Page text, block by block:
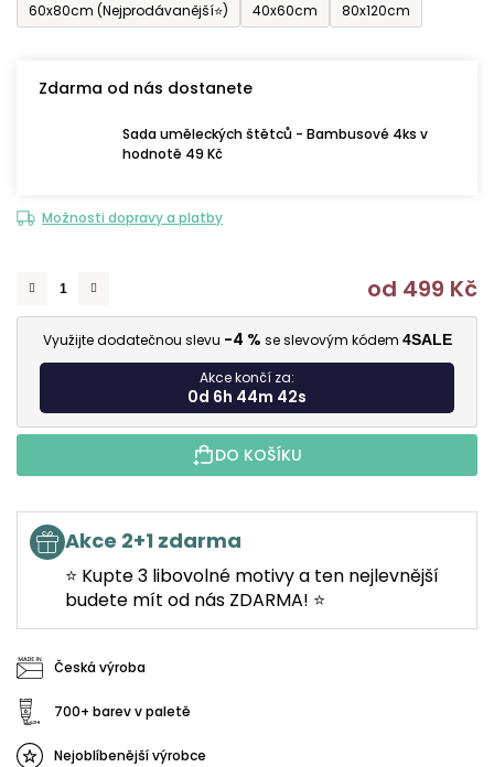
60x80cm (Nejprodávanější⭐)
40x60cm 80x120cm
Zdarma od nás dostanete
Sada uměleckých štětců - Bambusové 4ks v
hodnotě 49 Kč
Možnosti dopravy a platby
od 499 Kč
Využijte dodatečnou slevu -4 % se slevovým kódem 4SALE
Akce končí za:
0d 6h 44m 42s
DO KOŠÍKU
Akce 2+1 zdarma
⭐ Kupte 3 libovolné motivy a ten nejlevnější
budete mít od nás ZDARMA! ⭐
Česká výroba
700+ barev v paletě
Nejoblíbenější výrobce